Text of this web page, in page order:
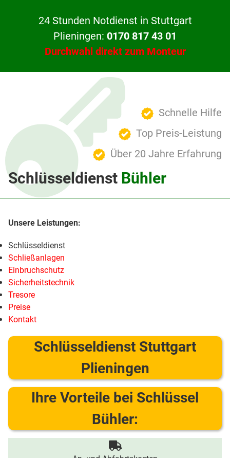
24 Stunden Notdienst in Stuttgart
Plieningen: 0170 817 43 01
Durchwahl direkt zum Monteur
Schnelle Hilfe
Top Preis-Leistung
Über 20 Jahre Erfahrung
Schlüsseldienst Bühler
Schlüsseldienst
Schließanlagen
Einbruchschutz
Sicherheitstechnik
Tresore
Preise
Kontakt
Schlüsseldienst Stuttgart
Plieningen
Ihre Vorteile bei Schlüssel
Bühler: